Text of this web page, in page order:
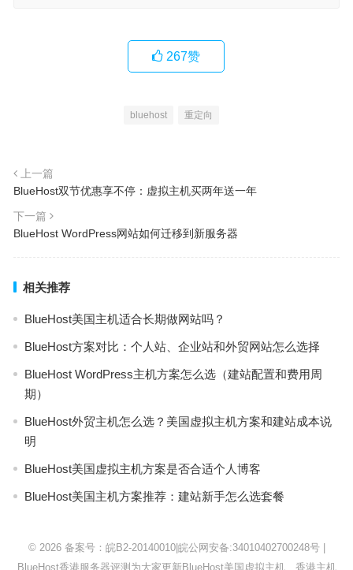
267赞
bluehost 重定向
上一篇
BlueHost双节优惠享不停：虚拟主机买两年送一年
下一篇
BlueHost WordPress网站如何迁移到新服务器
相关推荐
BlueHost美国主机适合长期做网站吗？
BlueHost方案对比：个人站、企业站和外贸网站怎么选择
BlueHost WordPress主机方案怎么选（建站配置和费用周
期）
BlueHost外贸主机怎么选？美国虚拟主机方案和建站成本说
明
BlueHost美国虚拟主机方案是否合适个人博客
BlueHost美国主机方案推荐：建站新手怎么选套餐
© 2026 备案号：皖B2-20140010| 皖公网安备:34010402700248号|
BlueHost香港服务器评测为大家更新BlueHost美国虚拟主机、香港主机